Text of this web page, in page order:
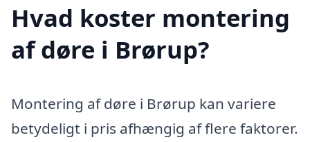
Hvad koster montering
af døre i Brørup?
Montering af døre i Brørup kan variere
betydeligt i pris afhængig af flere faktorer.